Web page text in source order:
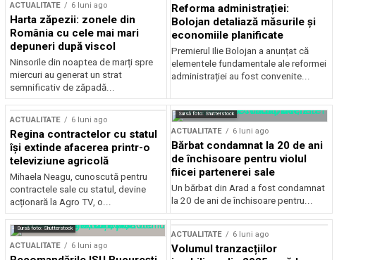
ACTUALITATE 6 luni ago
Harta zăpezii: zonele din
România cu cele mai mari
depuneri după viscol
Ninsorile din noaptea de marți spre
miercuri au generat un strat
semnificativ de zăpadă...
Reforma administrației:
Bolojan detaliază măsurile și
economiile planificate
Premierul Ilie Bolojan a anunțat că
elementele fundamentale ale reformei
administrației au fost convenite...
ACTUALITATE 6 luni ago
Regina contractelor cu statul
își extinde afacerea printr-o
televiziune agricolă
Mihaela Neagu, cunoscută pentru
contractele sale cu statul, devine
acționară la Agro TV, o...
Sursă foto: Shutterstock
ACTUALITATE 6 luni ago
Bărbat condamnat la 20 de ani
de închisoare pentru violul
fiicei partenerei sale
Un bărbat din Arad a fost condamnat
la 20 de ani de închisoare pentru...
Sursă foto: Shutterstock
ACTUALITATE 6 luni ago
ACTUALITATE 6 luni ago
Volumul tranzacțiilor